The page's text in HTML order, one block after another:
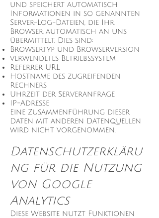
und speichert automatisch
Informationen in so genannten
Server-Log-Dateien, die Ihr
Browser automatisch an uns
übermittelt. Dies sind:
Browsertyp und Browserversion
verwendetes Betriebssystem
Referrer URL
Hostname des zugreifenden
Rechners
Uhrzeit der Serveranfrage
IP-Adresse
Eine Zusammenführung dieser
Daten mit anderen Datenquellen
wird nicht vorgenommen.
Datenschutzerkläru
ng für die Nutzung
von Google
Analytics
Diese Website nutzt Funktionen